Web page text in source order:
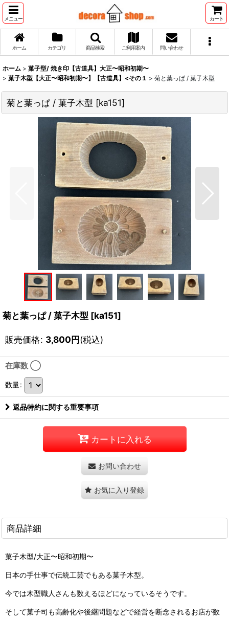
メニュー カート
ホーム カテゴリ 商品検索 ご利用案内 問い合わせ
ホーム > 菓子型/ 焼き印【古道具】大正〜昭和初期〜
> 菓子木型【大正〜昭和初期〜】【古道具】<その１ > 菊と葉っぱ / 菓子木型
菊と葉っぱ / 菓子木型 [ka151]
菊と葉っぱ / 菓子木型 [ka151]
販売価格: 3,800円(税込)
在庫数 ◯
数量:
返品特約に関する重要事項
カートに入れる
お問い合わせ
お気に入り登録
商品詳細
菓子木型/大正〜昭和初期〜
日本の手仕事で伝統工芸でもある菓子木型。
今では木型職人さんも数えるほどになっているそうです。
そして菓子司も高齢化や後継問題などで経営を断念されるお店が数